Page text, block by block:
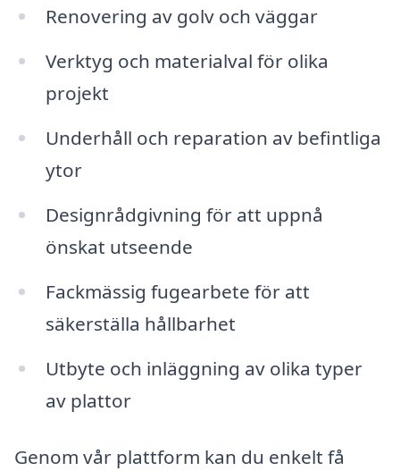
Renovering av golv och väggar
Verktyg och materialval för olika
projekt
Underhåll och reparation av befintliga
ytor
Designrådgivning för att uppnå
önskat utseende
Fackmässig fugearbete för att
säkerställa hållbarhet
Utbyte och inläggning av olika typer
av plattor
Genom vår plattform kan du enkelt få